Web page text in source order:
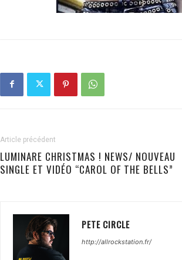
Article précédent
LUMINARE CHRISTMAS ! NEWS/ NOUVEAU
SINGLE ET VIDÉO “CAROL OF THE BELLS”
PETE CIRCLE
http://allrockstation.fr/